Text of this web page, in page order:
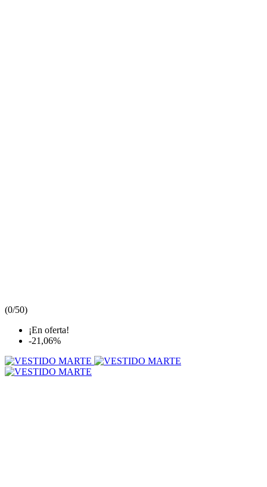
(0/50)
¡En oferta!
-21,06%